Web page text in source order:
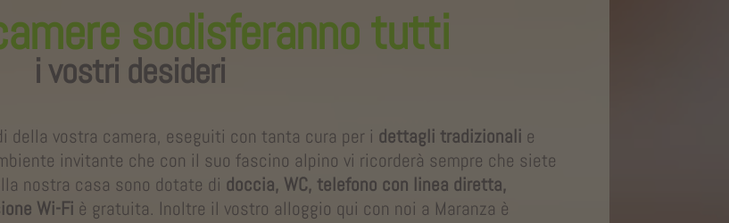
sodisferanno tutti
i vostri desideri
della vostra camera, eseguiti con tanta cura per i dettagli tradizionali e
invitante che con il suo fascino alpino vi ricorderà sempre che siete
nostra casa sono dotate di doccia, WC, telefono con linea diretta,
Wi-Fi è gratuita. Inoltre il vostro alloggio qui con noi a Maranza è